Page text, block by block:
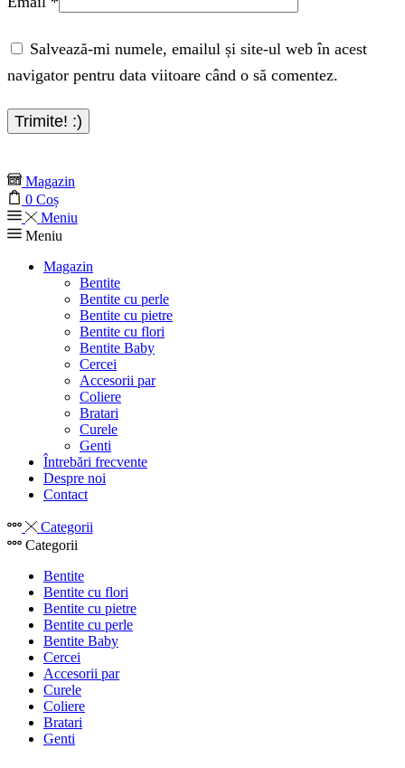
Salvează-mi numele, emailul și site-ul web în acest
navigator pentru data viitoare când o să comentez.
Magazin
0 Coș
Meniu
Meniu
Magazin
Bentite
Bentite cu perle
Bentite cu pietre
Bentite cu flori
Bentite Baby
Cercei
Accesorii par
Coliere
Bratari
Curele
Genti
Întrebări frecvente
Despre noi
Contact
Categorii
Categorii
Bentite
Bentite cu flori
Bentite cu pietre
Bentite cu perle
Bentite Baby
Cercei
Accesorii par
Curele
Coliere
Bratari
Genti